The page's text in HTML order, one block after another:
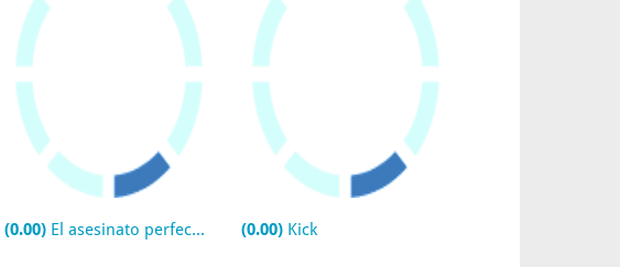
(0.00) El asesinato perfecto (0.00) Kick